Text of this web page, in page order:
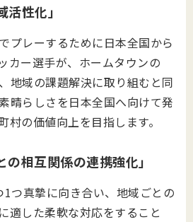
活性化」
プレーするために日本全国から
カー選手が、ホームタウンの
地域の課題解決に取り組むと同
晴らしさを日本全国へ向けて発
村の価値向上を目指します。
の相互関係の連携強化」
つ真摯に向き合い、地域ごとの
適した柔軟な対応をすること